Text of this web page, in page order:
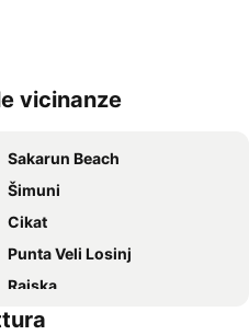
vicinanze
Sakarun Beach
Šimuni
Cikat
Punta Veli Losinj
Rajska
Zaton